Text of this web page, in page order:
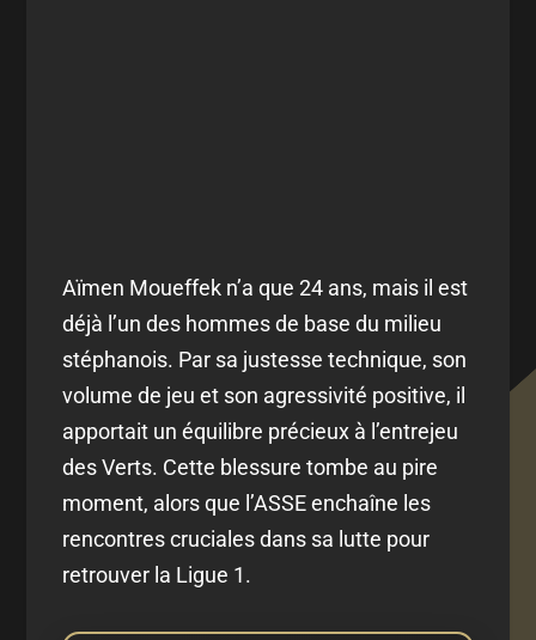
Aïmen Moueffek n’a que 24 ans, mais il est
déjà l’un des hommes de base du milieu
stéphanois. Par sa justesse technique, son
volume de jeu et son agressivité positive, il
apportait un équilibre précieux à l’entrejeu
des Verts. Cette blessure tombe au pire
moment, alors que l’ASSE enchaîne les
rencontres cruciales dans sa lutte pour
retrouver la Ligue 1.